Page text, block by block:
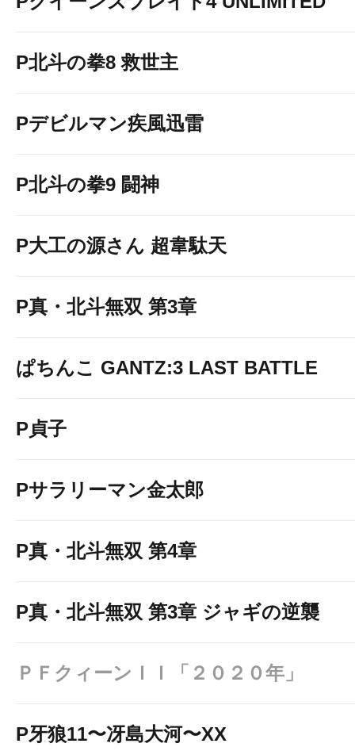
P北斗の拳8 救世主
Pデビルマン疾風迅雷
P北斗の拳9 闘神
P大工の源さん 超韋駄天
P真・北斗無双 第3章
ぱちんこ GANTZ:3 LAST BATTLE
P貞子
Pサラリーマン金太郎
P真・北斗無双 第4章
P真・北斗無双 第3章 ジャギの逆襲
ＰＦクィーンＩＩ「２０２０年」
P牙狼11〜冴島大河〜XX